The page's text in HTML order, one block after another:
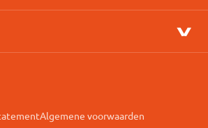
Algemene voorwaarden